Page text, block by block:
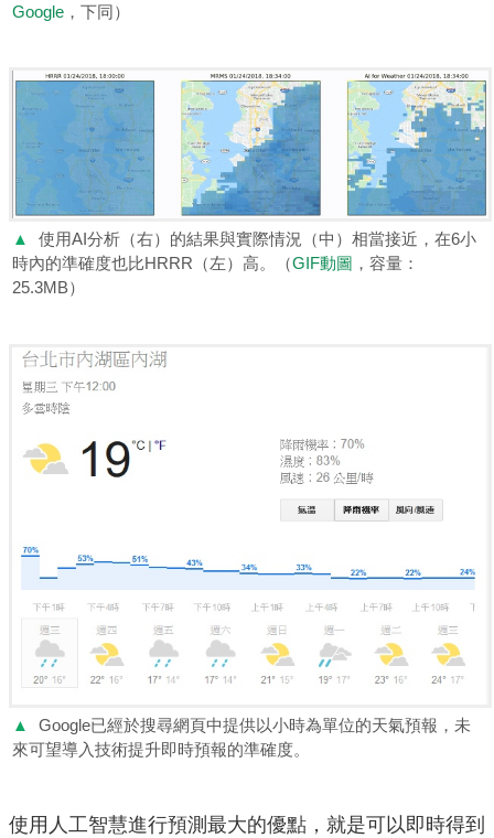
Google ，下同）
▲
使用AI分析（右）的結果與實際情況（中）相當接近，在6小
時內的準確度也比HRRR（左）高。（GIF動圖 ，容量：
25.3MB）
▲
Google已經於搜尋網頁中提供以小時為單位的天氣預報，未
來可望導入技術提升即時預報的準確度。
使用人工智慧進行預測最大的優點，就是可以即時得到